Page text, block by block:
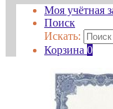
Моя учётная
Поиск
Искать:
Корзина 0